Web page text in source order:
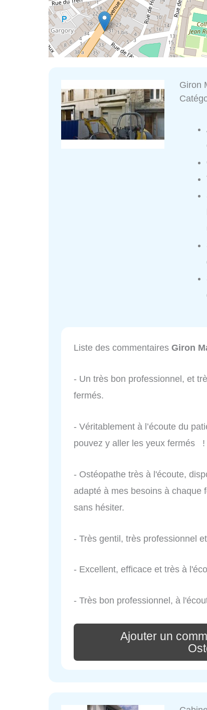
Giron
Liste des commentaires Giron
- Un très bon professionnel, et
fermés.
- Véritablement à l’écoute du
pouvez y aller les yeux fermés !
- Ostéopathe très à l'écoute,
adapté à mes besoins à chaque
sans hésiter.
- Très gentil, très professionnel
- Excellent, efficace et très à
- Très bon professionnel, à
Ajouter un